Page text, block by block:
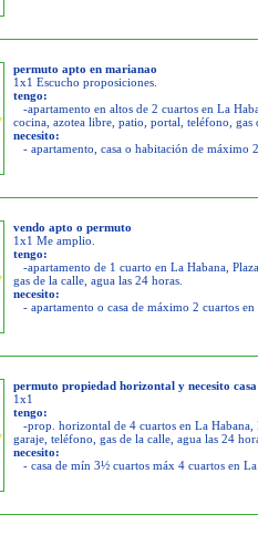
permuto apto en marianao
1x1 Escucho proposiciones.
tengo:
-apartamento en altos de 2 cuartos en La
cocina, azotea libre, patio, portal, teléfono, gas
necesito:
- apartamento, casa o habitación de máximo
vendo apto o permuto
1x1 Me amplio.
tengo:
-apartamento de 1 cuarto en La Habana,
gas de la calle, agua las 24 horas.
necesito:
- apartamento o casa de máximo 2 cuartos en
permuto propiedad horizontal y necesito
1x1
tengo:
-prop. horizontal de 4 cuartos en La Habana,
garaje, teléfono, gas de la calle, agua las 24
necesito:
- casa de mín 3½ cuartos máx 4 cuartos en